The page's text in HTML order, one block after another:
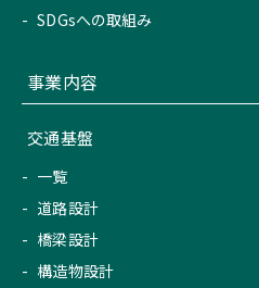
SDGsへの取組み
事業内容
交通基盤
一覧
道路設計
橋梁設計
構造物設計